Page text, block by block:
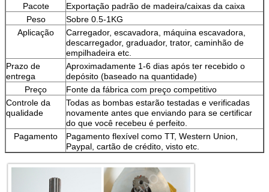
Pacote
Exportação padrão de madeira/caixas da caixa
Peso
Sobre 0.5-1KG
Aplicação
Carregador, escavadora, máquina escavadora,
descarregador, graduador, trator, caminhão de
empilhadeira etc.
Prazo de
entrega
Aproximadamente 1-6 dias após ter recebido o
depósito (baseado na quantidade)
Preço
Fonte da fábrica com preço competitivo
Controle da
qualidade
Todas as bombas estarão testadas e verificadas
novamente antes que enviando para se certificar
do que você recebeu é perfeito.
Pagamento
Pagamento flexível como TT, Western Union,
Paypal, cartão de crédito, visto etc.